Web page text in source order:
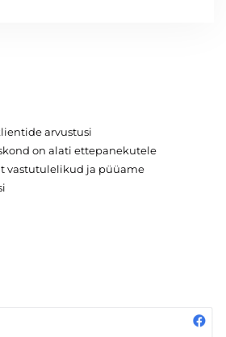
arvustusi
on alati ettepanekutele
vastutulelikud ja püüame